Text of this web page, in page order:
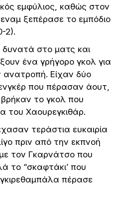
εμφύλιος, καθώς στον
ξεπέρασε το εμπόδιο
2).
δυνατά στο ματς και
ένα γρήγορο γκολ για
Είχαν δύο
που πέρασαν άουτ,
το γκολ που
του Χαουρεγκιθάρ.
τεράστια ευκαιρία
πριν από την εκπνοή
τον Γκαρνάτσο που
το “σκαφτάκι’ που
πέρασε